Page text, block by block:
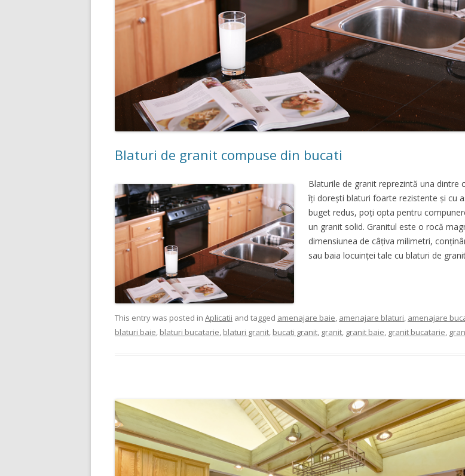
Blaturi de granit compuse din bucati
Blaturile de granit reprezintă una dintre
îți dorești blaturi foarte rezistente și cu
buget redus, poți opta pentru
un granit solid. Granitul este o rocă
dimensiunea de câțiva milimetri,
sau baia locuinței tale cu blaturi de
This entry was posted in Aplicatii and tagged amenajare baie amenajare blaturi amenajare
blaturi baie blaturi bucatarie blaturi granit bucati granit granit granit baie granit bucatarie